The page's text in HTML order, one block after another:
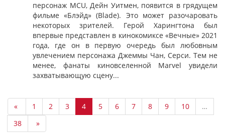
персонаж MCU, Дейн Уитмен, появится в грядущем
фильме «Блэйд» (Blade). Это может разочаровать
некоторых зрителей. Герой Харингтона был
впервые представлен в кинокомиксе «Вечные» 2021
года, где он в первую очередь был любовным
увлечением персонажа Джеммы Чан, Серси. Тем не
менее, фанаты киновселенной Marvel увидели
захватывающую сцену...
« 1 2 3 4 5 6 7 8 9 10
…
38
»